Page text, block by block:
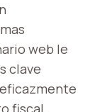
web le
clave